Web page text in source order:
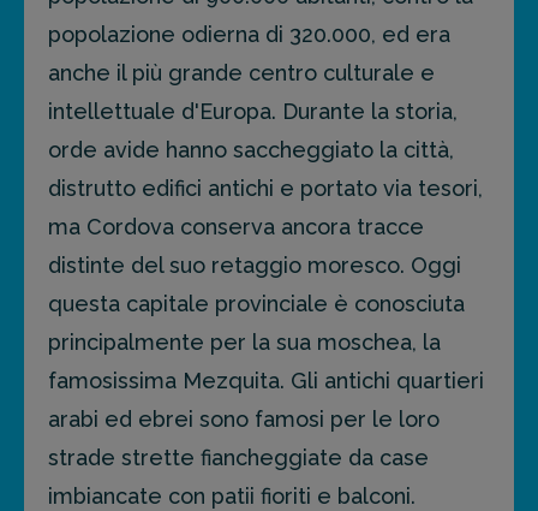
popolazione odierna di 320.000, ed era
anche il più grande centro culturale e
intellettuale d'Europa. Durante la storia,
orde avide hanno saccheggiato la città,
distrutto edifici antichi e portato via tesori,
ma Cordova conserva ancora tracce
distinte del suo retaggio moresco. Oggi
questa capitale provinciale è conosciuta
principalmente per la sua moschea, la
famosissima Mezquita. Gli antichi quartieri
arabi ed ebrei sono famosi per le loro
strade strette fiancheggiate da case
imbiancate con patii fioriti e balconi.